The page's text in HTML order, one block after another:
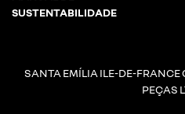
SUSTENTABILIDADE
SANTA EMÍLIA ILE-DE-FRANCE
PEÇAS